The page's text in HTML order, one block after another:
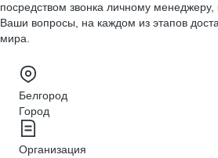
посредством звонка личному менеджеру,
Ваши вопросы, на каждом из этапов
мира.
Белгород
Город
Организация